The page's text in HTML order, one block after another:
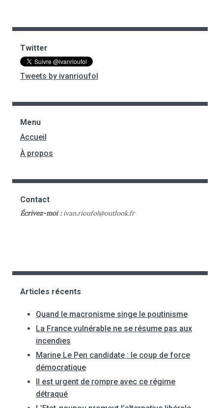
Twitter
Tweets by ivanrioufol
Menu
Accueil
À propos
Contact
Écrivez-moi :ivan.rioufol@outlook.fr
Articles récents
Quand le macronisme singe le poutinisme
La France vulnérable ne se résume pas aux
incendies
Marine Le Pen candidate : le coup de force
démocratique
Il est urgent de rompre avec ce régime
détraqué